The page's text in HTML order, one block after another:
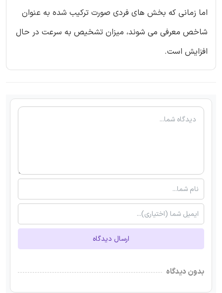
اما زمانی که بخش های فردی صورت ترکیب شده به عنوان
شاخص معرفی می شوند، میزان تشخیص به سرعت در حال
افزایش است.
ارسال دیدگاه
بدون دیدگاه